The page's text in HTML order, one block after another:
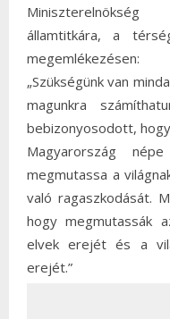
államtitkára, a
megemlékezésen:
„Szükségünk van
magunkra
bebizonyosodott,
Magyarország
megmutassa a
való ragaszkodását.
hogy megmutassák
elvek erejét és a
erejét.”